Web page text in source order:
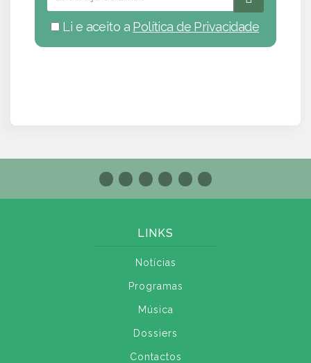
Li e aceito a Política de Privacidade
LINKS
Notícias
Programas
Música
Dossiers
Contactos